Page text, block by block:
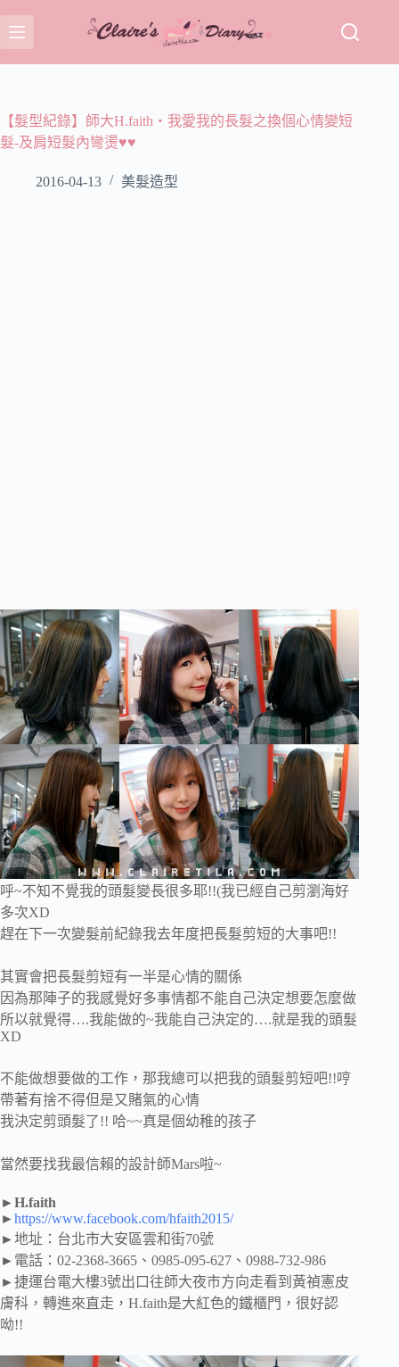
至
主
容【髮型紀錄】師大H.faith‧我愛我的長髮之換個心情變短
髮-及肩短髮內彎燙♥♥
2016-04-13 美髮造型
呼~不知不覺我的頭髮變長很多耶!!(我已經自己剪瀏海好
多次XD
趕在下一次變髮前紀錄我去年度把長髮剪短的大事吧!!
其實會把長髮剪短有一半是心情的關係
因為那陣子的我感覺好多事情都不能自己決定想要怎麼做
所以就覺得….我能做的~我能自己決定的….就是我的頭髮
XD
不能做想要做的工作，那我總可以把我的頭髮剪短吧!!哼
帶著有捨不得但是又賭氣的心情
我決定剪頭髮了!! 哈~~真是個幼稚的孩子
當然要找我最信賴的設計師Mars啦~
►H.faith
►https://www.facebook.com/hfaith2015/
►地址：台北市大安區雲和街70號
►電話：02-2368-3665、0985-095-627、0988-732-986
►捷運台電大樓3號出口往師大夜市方向走看到黃禎憲皮
膚科，轉進來直走，H.faith是大紅色的鐵櫃門，很好認
呦!!